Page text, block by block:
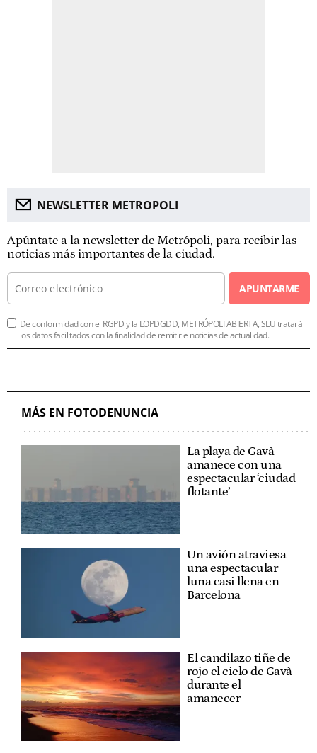
NEWSLETTER METROPOLI
Apúntate a la newsletter de Metrópoli, para recibir las
noticias más importantes de la ciudad.
APUNTARME
De conformidad con el RGPD y la LOPDGDD, METRÓPOLI ABIERTA, SLU tratará
los datos facilitados con la finalidad de remitirle noticias de actualidad.
MÁS EN FOTODENUNCIA
La playa de Gavà
amanece con una
espectacular ‘ciudad
flotante’
Un avión atraviesa
una espectacular
luna casi llena en
Barcelona
El candilazo tiñe de
rojo el cielo de Gavà
durante el
amanecer